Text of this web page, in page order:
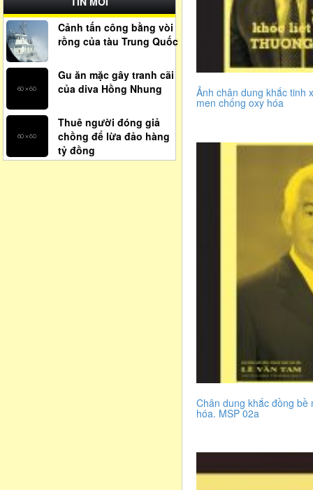
Cảnh tấn công bằng vòi
rồng của tàu Trung Quốc
Gu ăn mặc gây tranh cãi
của diva Hồng Nhung
Thuê người đóng giả
chồng để lừa đảo hàng
tỷ đồng
Ảnh chân dung khắc tinh
men chống oxy hóa
Chân dung khắc đồng
hóa. MSP 02a